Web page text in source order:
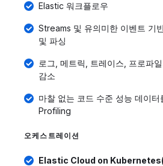
Elastic 워크플로우
Streams 및 유의미한 이벤트 기
및 파싱
로그, 메트릭, 트레이스, 프로파
감소
마찰 없는 코드 수준 성능 데이
Profiling
오케스트레이션
Elastic Cloud on